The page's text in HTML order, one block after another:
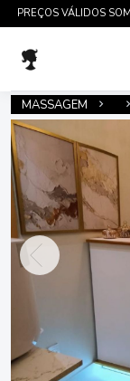
TRATAMENTOS
MASSAGEM